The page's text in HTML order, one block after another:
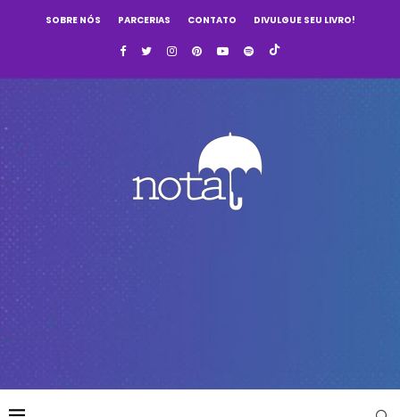
SOBRE NÓS PARCERIAS CONTATO DIVULGUE SEU LIVRO!